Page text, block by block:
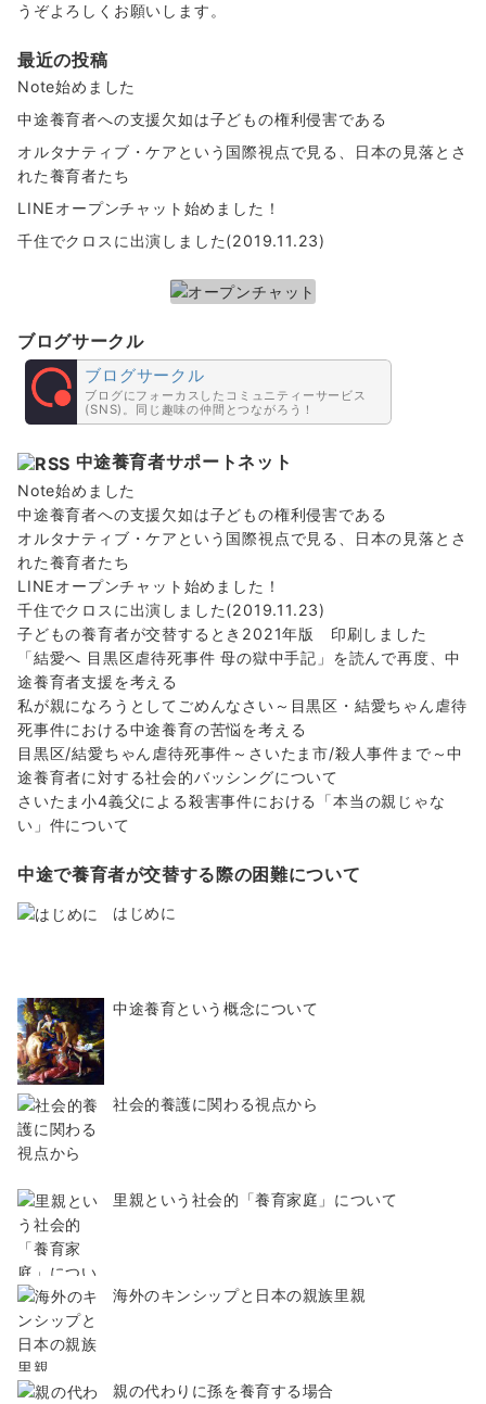
うぞよろしくお願いします。
最近の投稿
Note始めました
中途養育者への支援欠如は子どもの権利侵害である
オルタナティブ・ケアという国際視点で見る、日本の見落とさ
れた養育者たち
LINEオープンチャット始めました！
千住でクロスに出演しました(2019.11.23)
ブログサークル
ブログサークル
ブログにフォーカスしたコミュニティーサービス
(SNS)。同じ趣味の仲間とつながろう！
中途養育者サポートネット
Note始めました
中途養育者への支援欠如は子どもの権利侵害である
オルタナティブ・ケアという国際視点で見る、日本の見落とさ
れた養育者たち
LINEオープンチャット始めました！
千住でクロスに出演しました(2019.11.23)
子どもの養育者が交替するとき2021年版 印刷しました
「結愛へ 目黒区虐待死事件 母の獄中手記」を読んで再度、中
途養育者支援を考える
私が親になろうとしてごめんなさい～目黒区・結愛ちゃん虐待
死事件における中途養育の苦悩を考える
目黒区/結愛ちゃん虐待死事件～さいたま市/殺人事件まで～中
途養育者に対する社会的バッシングについて
さいたま小4義父による殺害事件における「本当の親じゃな
い」件について
中途で養育者が交替する際の困難について
はじめに
中途養育という概念について
社会的養護に関わる視点から
里親という社会的「養育家庭」について
海外のキンシップと日本の親族里親
親の代わりに孫を養育する場合